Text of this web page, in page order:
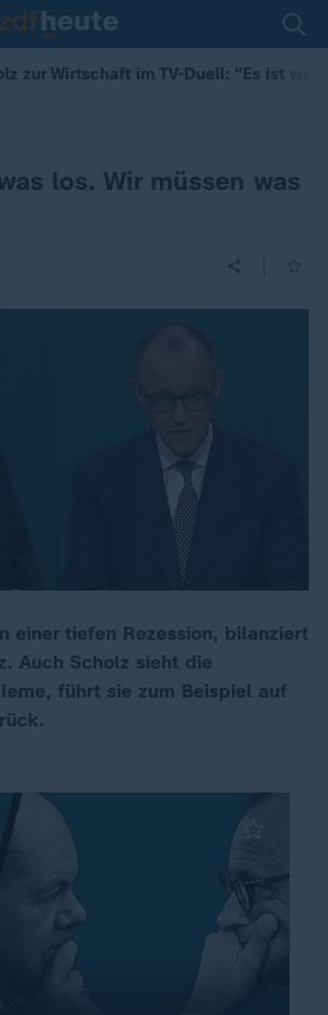
zur Wirtschaft im TV-Duell: "Es ist was
los. Wir müssen was
einer tiefen Rezession, bilanziert
Auch Scholz sieht die
führt sie zum Beispiel auf